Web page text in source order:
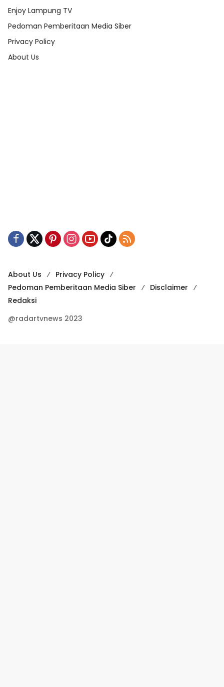
Enjoy Lampung TV
Pedoman Pemberitaan Media Siber
Privacy Policy
About Us
About Us
Privacy Policy
Pedoman Pemberitaan Media Siber
Disclaimer
Redaksi
@radartvnews 2023